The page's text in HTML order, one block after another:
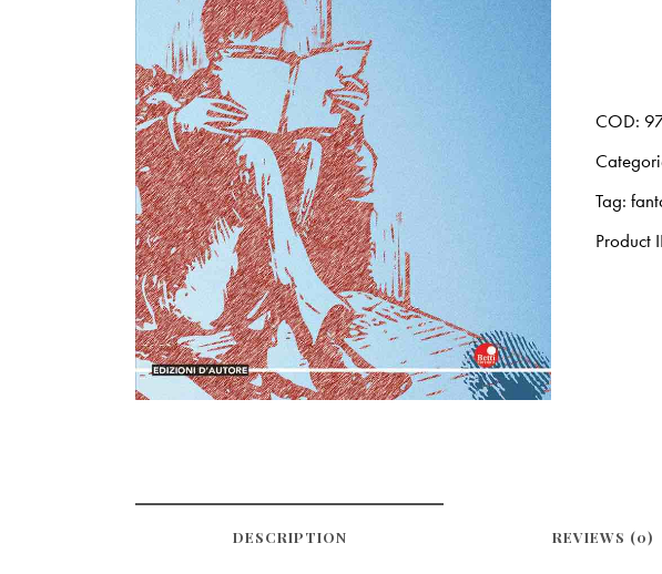
COD:
Tag:
Product
DESCRIPTION REVIEWS (0)